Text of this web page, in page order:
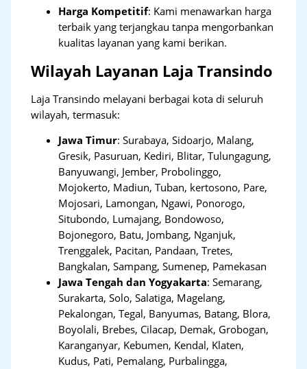
Harga Kompetitif: Kami menawarkan harga
terbaik yang terjangkau tanpa mengorbankan
kualitas layanan yang kami berikan.
Wilayah Layanan Laja Transindo
Laja Transindo melayani berbagai kota di seluruh
wilayah, termasuk:
Jawa Timur:Surabaya, Sidoarjo, Malang,
Gresik, Pasuruan, Kediri, Blitar, Tulungagung,
Banyuwangi, Jember, Probolinggo,
Mojokerto, Madiun, Tuban, kertosono, Pare,
Mojosari, Lamongan, Ngawi, Ponorogo,
Situbondo, Lumajang, Bondowoso,
Bojonegoro, Batu, Jombang, Nganjuk,
Trenggalek, Pacitan, Pandaan, Tretes,
Bangkalan, Sampang, Sumenep, Pamekasan
Jawa Tengah dan Yogyakarta:Semarang,
Surakarta, Solo, Salatiga, Magelang,
Pekalongan, Tegal, Banyumas, Batang, Blora,
Boyolali, Brebes, Cilacap, Demak, Grobogan,
Karanganyar, Kebumen, Kendal, Klaten,
Kudus, Pati, Pemalang, Purbalingga,